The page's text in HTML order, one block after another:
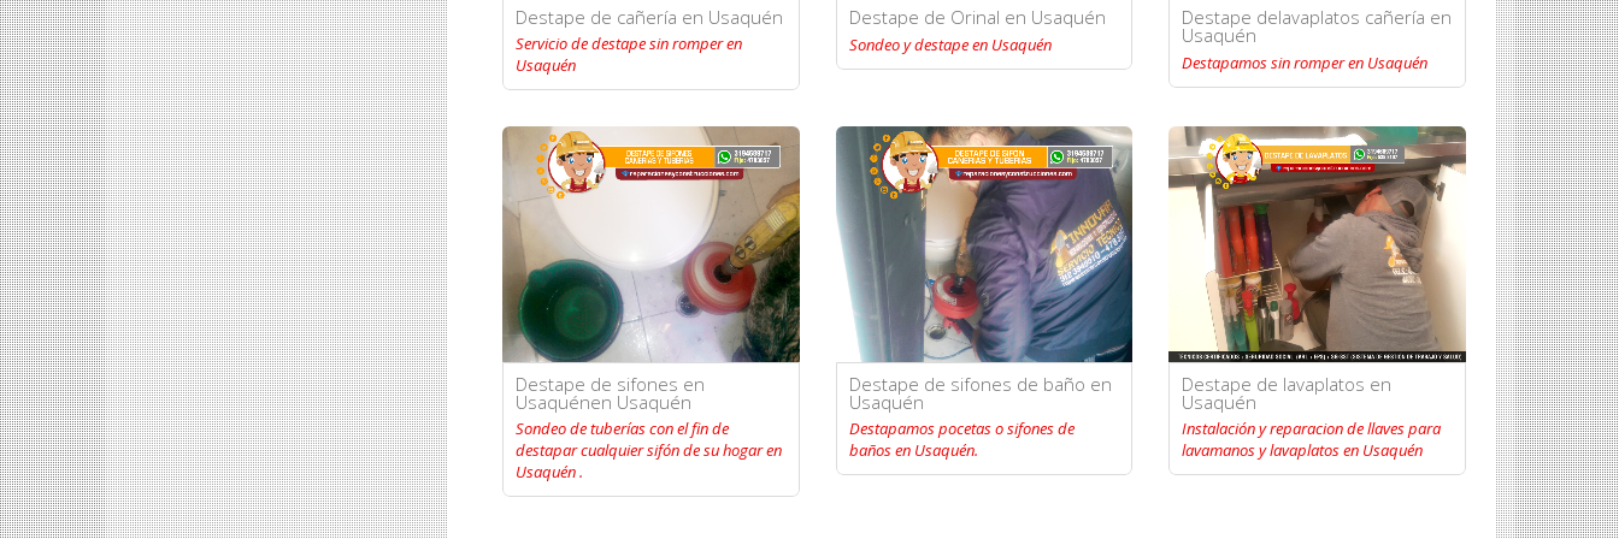
Destape de cañería en Usaquén
Servicio de destape sin romper en
Usaquén
Destape de Orinal en Usaquén
Sondeo y destape en Usaquén
Destape delavaplatos cañería en
Usaquén
Destapamos sin romper en Usaquén
Destape de sifones en
Usaquénen Usaquén
Sondeo de tuberías con el fin de
destapar cualquier sifón de su hogar en
Usaquén .
Destape de sifones de baño en
Usaquén
Destapamos pocetas o sifones de
baños en Usaquén.
Destape de lavaplatos en
Usaquén
Instalación y reparacion de llaves para
lavamanos y lavaplatos en Usaquén